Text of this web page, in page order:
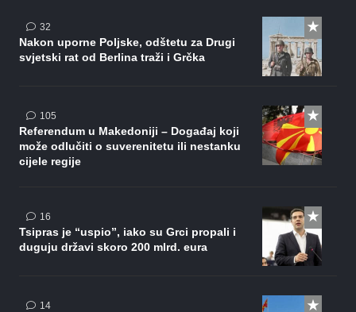
32komentara
Nakon uporne Poljske, odštetu za Drugi
svjetski rat od Berlina traži i Grčka
105komentara
Referendum u Makedoniji – Događaj koji
može odlučiti o suverenitetu ili nestanku
cijele regije
16komentara
Tsipras je “uspio”, iako su Grci propali i
duguju državi skoro 200 mlrd. eura
14komentara